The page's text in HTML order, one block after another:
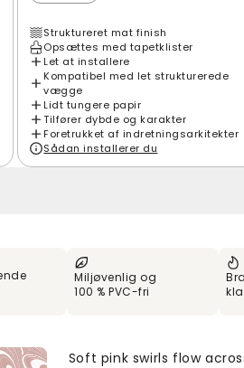
Struktureret mat finish
Opsættes med tapetklister
Let at installere
Kompatibel med let strukturerede
vægge
Lidt tungere papir
Tilfører dybde og karakter
Foretrukket af indretningsarkitekter
Sådan installerer du
Miljøvenlig og
100 % PVC-fri
Soft pink swirls flow